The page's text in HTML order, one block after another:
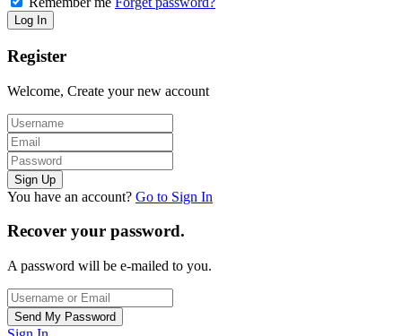
Register
Welcome, Create your new account
You have an account? Go to Sign In
Recover your password.
A password will be e-mailed to you.